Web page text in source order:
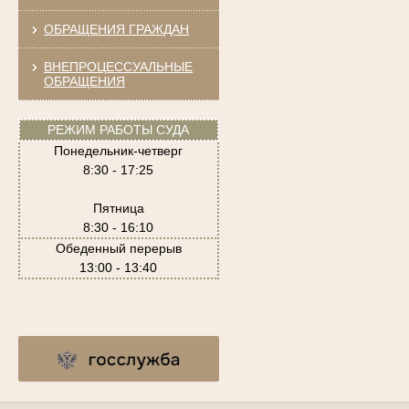
ОБРАЩЕНИЯ ГРАЖДАН
ВНЕПРОЦЕССУАЛЬНЫЕ
ОБРАЩЕНИЯ
РЕЖИМ РАБОТЫ СУДА
Понедельник-четверг
8:30 - 17:25
Пятница
8:30 - 16:10
Обеденный перерыв
13:00 - 13:40